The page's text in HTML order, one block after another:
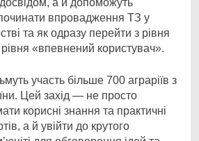
починати впровадження ТЗ у
та як одразу перейти з рівня
«впевнений користувач».
участь більше 700 аграріїв з
Цей захід — не просто
корисні знання та практичні
а й увійти до крутого